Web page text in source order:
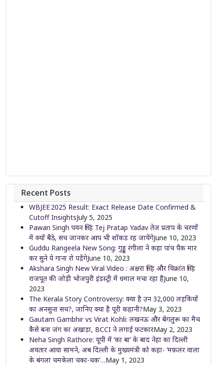
Recent Posts
WBJEE 2025 Result: Exact Release Date Confirmed &
Cutoff InsightsJuly 5, 2025
Pawan Singh पवन सिंह Tej Pratap Yadav तेज प्रताप के चरणों
में क्यों बैठे, सच जानकर आप भी शॉकड रह जायेंगेJune 10, 2023
Guddu Rangeela New Song: गुड्डू रंगीला ने कहा पांच पैक मार
कर सुने ये गाना रो पड़ेंगेJune 10, 2023
Akshara Singh New Viral Video : अक्षरा सिंह और विक्रांत सिंह
राजपूत की जोड़ी भोजपुरी इंडस्ट्री में धमाल मचा रहा हैंJune 10,
2023
The Kerala Story Controversy: क्या है उन 32,000 लड़कियों
का अनसुना सच?, जानिए क्या है पूरी कहानी?May 3, 2023
Gautam Gambhir vs Virat Kohli: लखनऊ और बेंगलुरू का मैच
कैसे बना जंग का अखाड़ा, BCCI ने लगाई फटकारMay 2, 2023
Neha Singh Rathore: यूपी में ‘का बा’ के बाद नेहा का दिल्ली
अवतार आया सामने, अब दिल्ली के मुख्यमंत्री को कहा- ‘मफ़लर वाला
के बंगला चमकेला चका-चक’…May 1, 2023